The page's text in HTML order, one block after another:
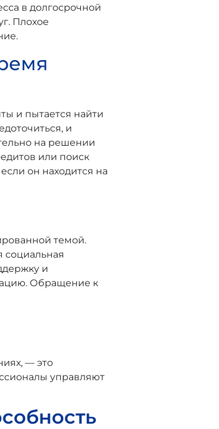
в долгосрочной
Плохое
и пытается найти
и
на решении
или поиск
он находится на
темой.
социальная
и
Обращение к
— это
управляют